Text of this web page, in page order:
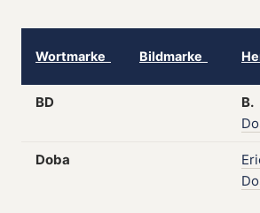
Wortmarke Bildmarke
BD
B.
Doba